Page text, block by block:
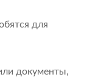
для
документы,